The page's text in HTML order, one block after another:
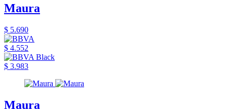
Maura
$ 5.690
$ 4.552
$ 3.983
Maura